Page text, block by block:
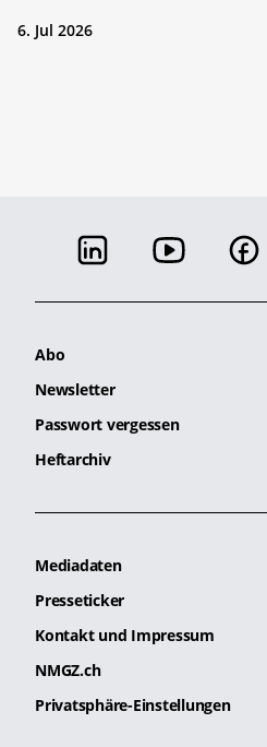
6. Jul 2026
Abo
Newsletter
Passwort vergessen
Heftarchiv
Mediadaten
Presseticker
Kontakt und Impressum
NMGZ.ch
Privatsphäre-Einstellungen